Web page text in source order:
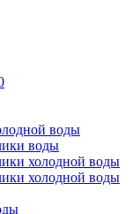
воды
воды
холодной воды
холодной воды